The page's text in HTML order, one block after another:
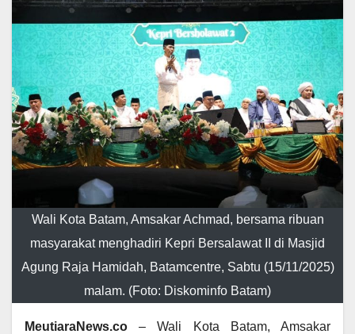
Wali Kota Batam, Amsakar Achmad, bersama ribuan
masyarakat menghadiri Kepri Bersalawat II di Masjid
Agung Raja Hamidah, Batamcentre, Sabtu (15/11/2025)
malam. (Foto: Diskominfo Batam)
MeutiaraNews.co – Wali Kota Batam, Amsakar